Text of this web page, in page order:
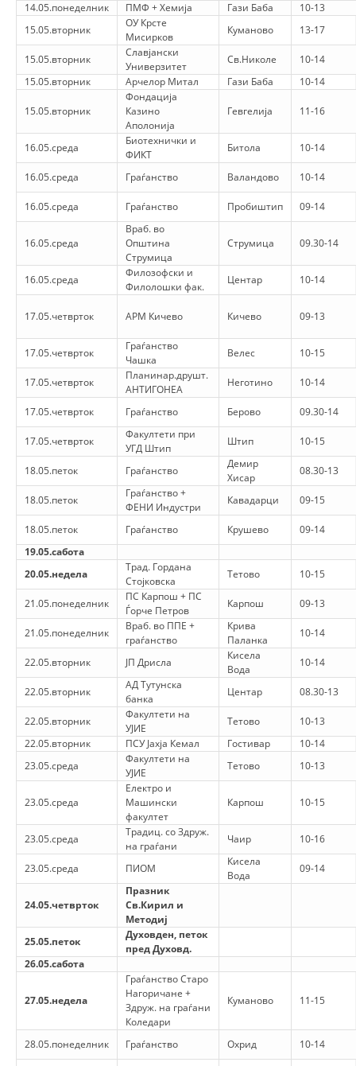
ПРВА ПОМОШ
КРВОДАРИТЕЛСТВО
ИНФОРМАЦИИ ЗА БОЛЕСТИ
МЕНАЏМЕНТ НА ВОЛОНТЕРИ
ЗА НАС
ДЕЈСТВУВАЊЕ
ЕДУКАТИВНО ИНФОРМАТИВНИ МАТЕРИЈАЛИ
БРОШУРИ
ПРЕЗЕНТАЦИИ
14.05.понеделник
ПМФ + Хемија Гази Баба
10-13
15.05.вторник
ОУ Крсте
Мисирков
Куманово 13-17
15.05.вторник
Славјански
Универзитет
Св.Николе
10-14
15.05.вторник
Арчелор Митал Гази Баба 10-14
15.05.вторник
Фондација
Казино
Аполонија
Гевгелија 11-16
16.05.среда
Биотехнички и
ФИКТ
Битола 10-14
16.05.среда Граѓанство Валандово 10-14
16.05.среда Граѓанство Пробиштип 09-14
16.05.среда
Враб. во
Општина
Струмица
Струмица 09.30-14
16.05.среда
Филозофски и
Филолошки фак.
Центар 10-14
17.05.четврток АРМ Кичево Кичево 09-13
17.05.четврток
Граѓанство
Чашка
Велес 10-15
17.05.четврток
Планинар.друшт.
АНТИГОНЕА
Неготино 10-14
17.05.четврток Граѓанство Берово 09.30-14
17.05.четврток
Факултети при
УГД Штип
Штип 10-15
18.05.петок Граѓанство
Демир
Хисар
08.30-13
18.05.петок
Граѓанство +
ФЕНИ Индустри
Кавадарци 09-15
18.05.петок Граѓанство Крушево
09-14
19.05.сабота
20.05.недела
Трад. Гордана
Стојковска
Тетово 10-15
21.05.понеделник
ПС Карпош + ПС
Ѓорче Петров
Карпош 09-13
21.05.понеделник
Враб. во ППЕ +
граѓанство
Крива
Паланка
10-14
22.05.вторник ЈП Дрисла
Кисела
Вода
10-14
22.05.вторник
АД Тутунска
банка
Центар 08.30-13
22.05.вторник
Факултети на
УЈИЕ
Тетово
10-13
22.05.вторник
ПСУ Јахја Кемал Гостивар
10-14
23.05.среда
Факултети на
УЈИЕ
Тетово 10-13
23.05.среда
Електро и
Машински
факултет
Карпош 10-15
23.05.среда
Традиц. со Здруж.
на граѓани
Чаир 10-16
23.05.среда ПИОМ
Кисела
Вода
09-14
24.05.четврток
Празник
Св.Кирил и
Методиј
25.05.петок
Духовден, петок
пред Духовд.
26.05.сабота
27.05.недела
Граѓанство Старо
Нагоричане +
Здруж. на граѓани
Коледари
Куманово 11-15
28.05.понеделник Граѓанство Охрид 10-14